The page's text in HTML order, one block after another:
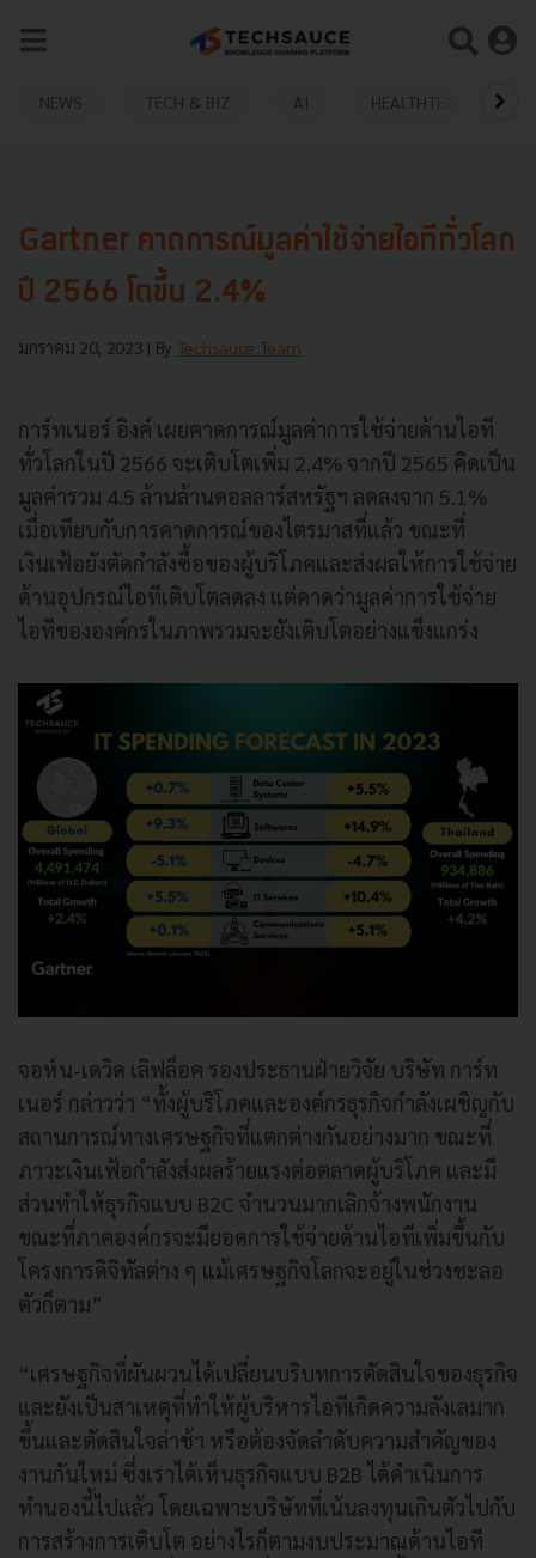
NEWS TECH & BIZ AI HEALTHTECH
Gartner คาดการณ์มูลค่าใช้จ่ายไอทีทั่วโลก
ปี 2566 โตขึ้น 2.4%
มกราคม 20, 2023 | By Techsauce Team
การ์ทเนอร์ อิงค์ เผยคาดการณ์มูลค่าการใช้จ่ายด้านไอที
ทั่วโลกในปี 2566 จะเติบโตเพิ่ม 2.4% จากปี 2565 คิดเป็น
มูลค่ารวม 4.5 ล้านล้านดอลลาร์สหรัฐฯ ลดลงจาก 5.1%
เมื่อเทียบกับการคาดการณ์ของไตรมาสที่แล้ว ขณะที่
เงินเฟ้อยังตัดกำลังซื้อของผู้บริโภคและส่งผลให้การใช้จ่าย
ด้านอุปกรณ์ไอทีเติบโตลดลง แต่คาดว่ามูลค่าการใช้จ่าย
ไอทีขององค์กรในภาพรวมจะยังเติบโตอย่างแข็งแกร่ง
จอห์น-เดวิด เลิฟล็อค รองประธานฝ่ายวิจัย บริษัท การ์ท
เนอร์ กล่าวว่า “ทั้งผู้บริโภคและองค์กรธุรกิจกำลังเผชิญกับ
สถานการณ์ทางเศรษฐกิจที่แตกต่างกันอย่างมาก ขณะที่
ภาวะเงินเฟ้อกำลังส่งผลร้ายแรงต่อตลาดผู้บริโภค และมี
ส่วนทำให้ธุรกิจแบบ B2C จำนวนมากเลิกจ้างพนักงาน
ขณะที่ภาคองค์กรจะมียอดการใช้จ่ายด้านไอทีเพิ่มขึ้นกับ
โครงการดิจิทัลต่าง ๆ แม้เศรษฐกิจโลกจะอยู่ในช่วงชะลอ
ตัวก็ตาม”
“เศรษฐกิจที่ผันผวนได้เปลี่ยนบริบทการตัดสินใจของธุรกิจ
และยังเป็นสาเหตุที่ทำให้ผู้บริหารไอทีเกิดความลังเลมาก
ขึ้นและตัดสินใจล่าช้า หรือต้องจัดลำดับความสำคัญของ
งานกันใหม่ ซึ่งเราได้เห็นธุรกิจแบบ B2B ได้ดำเนินการ
ทำนองนี้ไปแล้ว โดยเฉพาะบริษัทที่เน้นลงทุนเกินตัวไปกับ
การสร้างการเติบโต อย่างไรก็ตามงบประมาณด้านไอที